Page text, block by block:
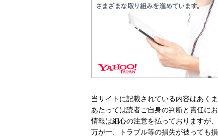
当サイトに記載されている内容はあく
あたっては読者ご自身の判断と責任に
情報は細心の注意を払っておりますが
万が一、トラブル等の損失が被っても